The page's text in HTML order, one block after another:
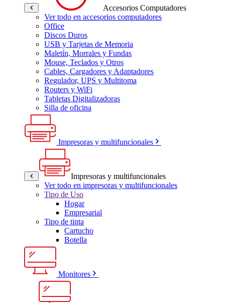
Accesorios Computadores
Ver todo en accesorios computadores
Office
Discos Duros
USB y Tarjetas de Memoria
Maletín, Morrales y Fundas
Mouse, Teclados y Otros
Cables, Cargadores y Adaptadores
Regulador, UPS y Multitoma
Routers y WiFi
Tabletas Digitalizadoras
Silla de oficina
Impresoras y multifuncionales
Impresoras y multifuncionales
Ver todo en impresoras y multifuncionales
Tipo de Uso
Hogar
Empresarial
Tipo de tinta
Cartucho
Botella
Monitores